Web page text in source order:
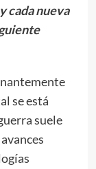
cada nueva
se está
suele